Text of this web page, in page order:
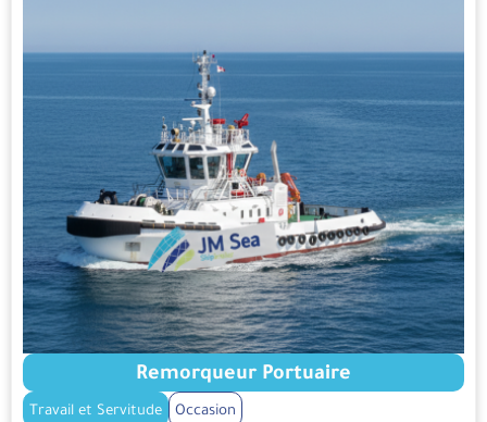
Remorqueur Portuaire
Travail et Servitude Occasion